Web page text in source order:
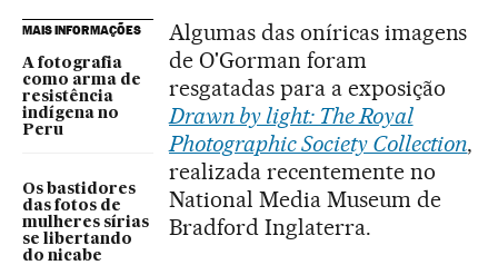
MAIS INFORMAÇÕES
A fotografia
como arma de
resistência
indígena no
Peru
Os bastidores
das fotos de
mulheres sírias
se libertando
do nicabe
Algumas das oníricas imagens
de O'Gorman foram
resgatadas para a exposição
Drawn by light: The Royal
Photographic Society Collection,
realizada recentemente no
National Media Museum de
Bradford Inglaterra.